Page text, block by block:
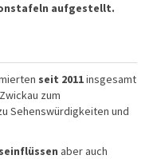
aufgestellt.
seit 2011insgesamt
zum
Sehenswürdigkeiten und
aber auch